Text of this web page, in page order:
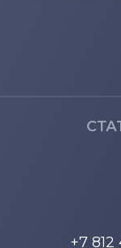
+7